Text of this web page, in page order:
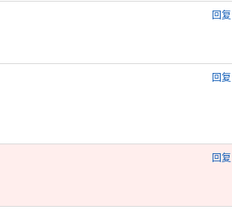
回复
回复
回复